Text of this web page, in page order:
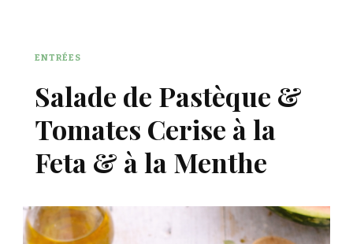
ENTRÉES
Salade de Pastèque &
Tomates Cerise à la
Feta & à la Menthe